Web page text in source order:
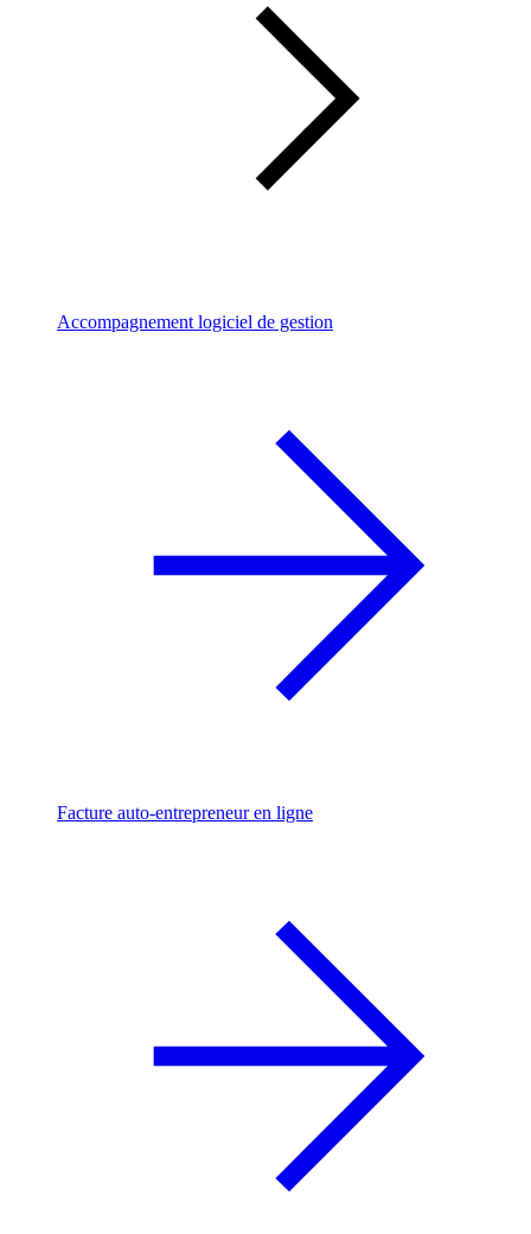
Accompagnement logiciel de gestion
Facture auto-entrepreneur en ligne